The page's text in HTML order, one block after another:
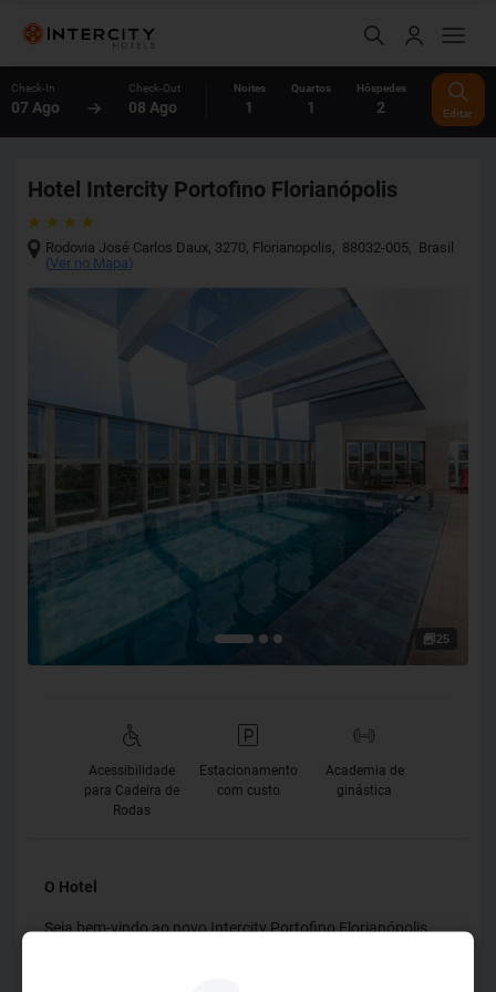
Check-In
07 Ago
Check-Out
08 Ago
Noites
1
Quartos
1
Hóspedes
2 Editar
Hotel Intercity Portofino Florianópolis
Rodovia José Carlos Daux, 3270, Florianopolis, 88032-005, Brasil
(Ver no Mapa)
25
Acessibilidade
para Cadeira de
Rodas
Estacionamento
com custo
Academia de
ginástica
O Hotel
Seja bem-vindo ao novo Intercity Portofino Florianópolis,